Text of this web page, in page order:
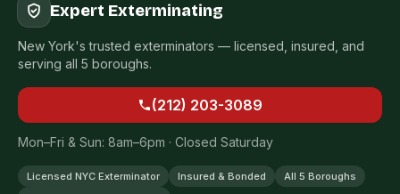
Expert Exterminating
New York's trusted exterminators — licensed, insured, and
serving all 5 boroughs.
(212) 203-3089
Mon–Fri & Sun: 8am–6pm · Closed Saturday
Licensed NYC Exterminator Insured & Bonded
All 5 Boroughs